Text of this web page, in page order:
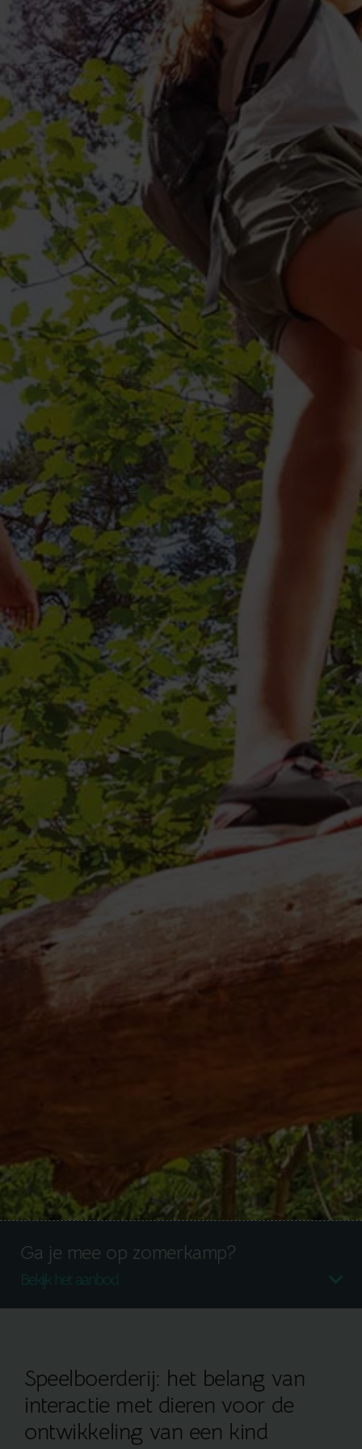
Ga je mee op zomerkamp?
Bekijk het aanbod
Speelboerderij: het belang van
interactie met dieren voor de
ontwikkeling van een kind